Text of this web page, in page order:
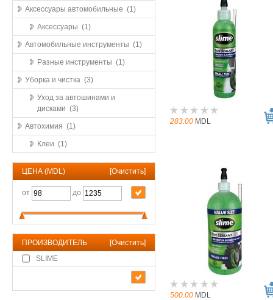
Аксессуары автомобильные (1)
Аксессуары (1)
Автомобильные инструменты (1)
Разные инструменты (1)
Уборка и чистка (3)
Уход за автошинами и
дисками (3)
Автохимия (1)
Клеи (1)
ЦЕНА (MDL) [Очистить]
от до
ПРОИЗВОДИТЕЛЬ [Очистить]
SLIME
283.00 MDL
500.00 MDL